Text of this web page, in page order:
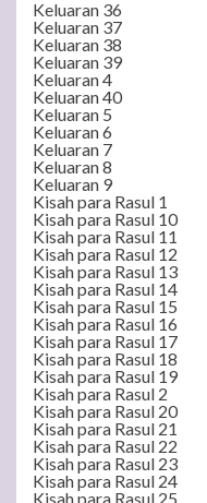
Keluaran 36
Keluaran 37
Keluaran 38
Keluaran 39
Keluaran 4
Keluaran 40
Keluaran 5
Keluaran 6
Keluaran 7
Keluaran 8
Keluaran 9
Kisah para Rasul 1
Kisah para Rasul 10
Kisah para Rasul 11
Kisah para Rasul 12
Kisah para Rasul 13
Kisah para Rasul 14
Kisah para Rasul 15
Kisah para Rasul 16
Kisah para Rasul 17
Kisah para Rasul 18
Kisah para Rasul 19
Kisah para Rasul 2
Kisah para Rasul 20
Kisah para Rasul 21
Kisah para Rasul 22
Kisah para Rasul 23
Kisah para Rasul 24
Kisah para Rasul 25